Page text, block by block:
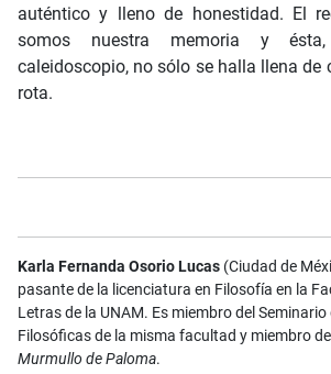
auténtico y lleno de honestidad. El
somos nuestra memoria y
caleidoscopio, no sólo se halla llena de
rota.
Karla Fernanda Osorio Lucas (Ciudad de
pasante de la licenciatura en Filosofía en la
Letras de la UNAM. Es miembro del
Filosóficas de la misma facultad y miembro
Murmullo de Paloma.